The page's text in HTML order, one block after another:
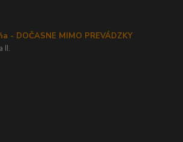
- DOČASNE MIMO PREVÁDZKY
II.